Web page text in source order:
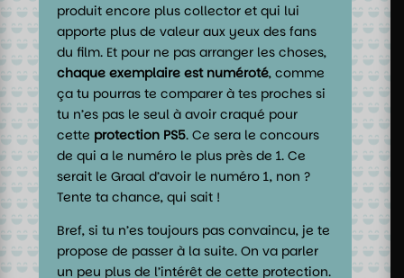
produit encore plus collector et qui lui
apporte plus de valeur aux yeux des fans
du film. Et pour ne pas arranger les choses,
chaque exemplaire est numéroté, comme
ça tu pourras te comparer à tes proches si
tu n’es pas le seul à avoir craqué pour
cette protection PS5. Ce sera le concours
de qui a le numéro le plus près de 1. Ce
serait le Graal d’avoir le numéro 1, non ?
Tente ta chance, qui sait !
Bref, si tu n’es toujours pas convaincu, je te
propose de passer à la suite. On va parler
un peu plus de l’intérêt de cette protection.